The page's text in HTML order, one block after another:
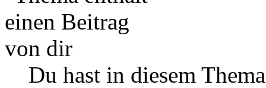
Du hast in diesem